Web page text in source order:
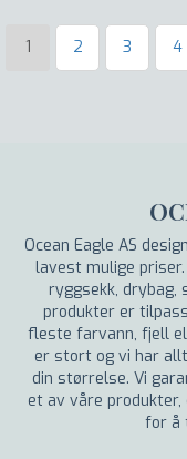
1 2 3 4
Ocean Eagle AS
lavest mulige
ryggsekk, drybag,
produkter er
fleste farvann, fjell
er stort og vi har
din størrelse. Vi
et av våre
for å